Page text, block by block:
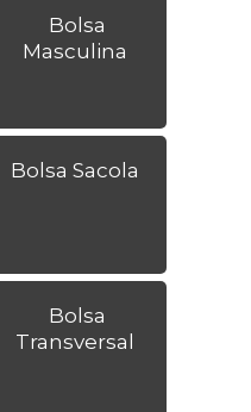
Bolsa
Masculina
Bolsa Sacola
Bolsa
Transversal